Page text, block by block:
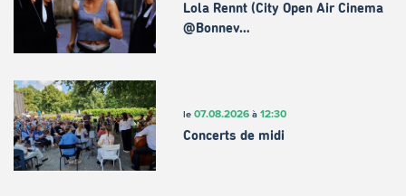
Lola Rennt (City Open Air Cinema
@Bonnev…
le 07.08.2026à 12:30
Concerts de midi